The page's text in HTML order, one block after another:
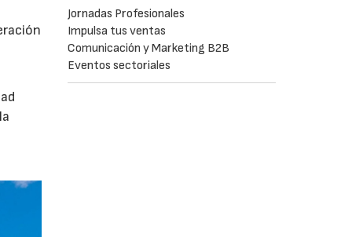
Jornadas Profesionales
Impulsa tus ventas
Comunicación y Marketing B2B
Eventos sectoriales